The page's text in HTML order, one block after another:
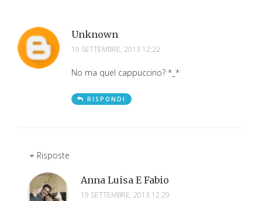
Unknown
19 SETTEMBRE, 2013 12:22
No ma quel cappuccino? *_*
RISPONDI
Risposte
Anna Luisa E Fabio
19 SETTEMBRE, 2013 12:29